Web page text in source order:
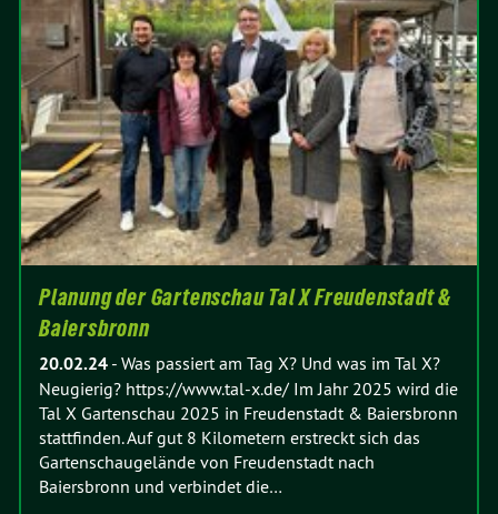
Planung der Gartenschau Tal X Freudenstadt &
Baiersbronn
20.02.24 - Was passiert am Tag X? Und was im Tal X?
Neugierig? https://www.tal-x.de/ Im Jahr 2025 wird die
Tal X Gartenschau 2025 in Freudenstadt & Baiersbronn
stattfinden. Auf gut 8 Kilometern erstreckt sich das
Gartenschaugelände von Freudenstadt nach
Baiersbronn und verbindet die…